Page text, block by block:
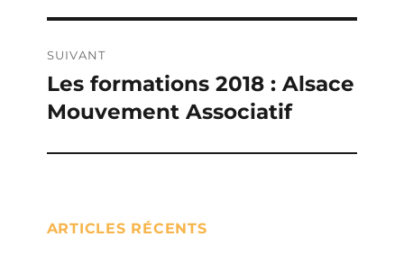
SUIVANT
Publication
suivante :
Les formations 2018 : Alsace
Mouvement Associatif
ARTICLES RÉCENTS